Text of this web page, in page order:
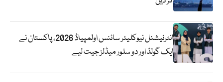
انٹرنیشنل نیوکلیئر سائنس اولمپیاڈ 2026، پاکستان نے
ایک گولڈ اور دو سلور میڈلز جیت لیے